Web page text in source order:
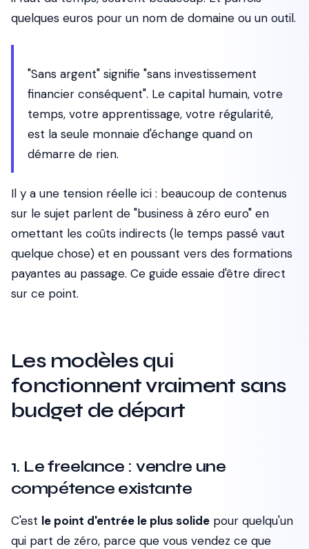
quelques euros pour un nom de domaine ou un outil.
"Sans argent" signifie "sans investissement
financier conséquent". Le capital humain, votre
temps, votre apprentissage, votre régularité,
est la seule monnaie d'échange quand on
démarre de rien.
Il y a une tension réelle ici : beaucoup de contenus
sur le sujet parlent de "business à zéro euro" en
omettant les coûts indirects (le temps passé vaut
quelque chose) et en poussant vers des formations
payantes au passage. Ce guide essaie d'être direct
sur ce point.
Les modèles qui
fonctionnent vraiment sans
budget de départ
1. Le freelance : vendre une
compétence existante
C'est le point d'entrée le plus solide pour quelqu'un
qui part de zéro, parce que vous vendez ce que